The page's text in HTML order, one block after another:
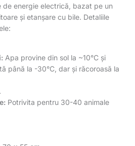
de energie electrică, bazat pe un
și etanșare cu bile. Detaliile
Apa provine din sol la ~10°C și
până la -30°C, dar și răcoroasă la
Potrivita pentru 30-40 animale